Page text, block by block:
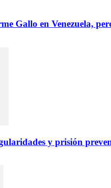
Gallo en Venezuela,
y prisión